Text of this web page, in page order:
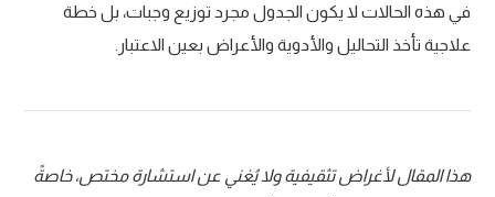
في هذه الحالات لا يكون الجدول مجرد توزيع وجبات، بل خطة
علاجية تأخذ التحاليل والأدوية والأعراض بعين الاعتبار.
هذا المقال لأغراض تثقيفية ولا يُغني عن استشارة مختص، خاصةً